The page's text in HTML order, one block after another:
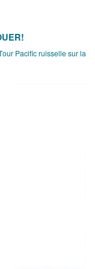
Pacific ruisselle sur la